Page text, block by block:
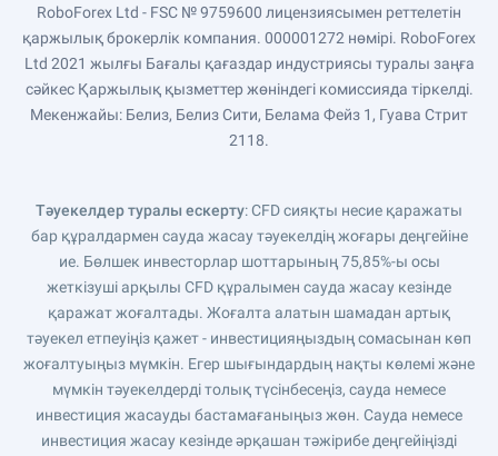
RoboForex Ltd - FSC № 9759600 лицензиясымен реттелетін
қаржылық брокерлік компания. 000001272 нөмірі. RoboForex
Ltd 2021 жылғы Бағалы қағаздар индустриясы туралы заңға
сәйкес Қаржылық қызметтер жөніндегі комиссияда тіркелді.
Мекенжайы: Белиз, Белиз Сити, Белама Фейз 1, Гуава Стрит
2118.
Тәуекелдер туралы ескерту: CFD сияқты несие қаражаты
бар құралдармен сауда жасау тәуекелдің жоғары деңгейіне
ие. Бөлшек инвесторлар шоттарының 75,85%-ы осы
жеткізуші арқылы CFD құралымен сауда жасау кезінде
қаражат жоғалтады. Жоғалта алатын шамадан артық
тәуекел етпеуіңіз қажет - инвестицияңыздың сомасынан көп
жоғалтуыңыз мүмкін. Егер шығындардың нақты көлемі және
мүмкін тәуекелдерді толық түсінбесеңіз, сауда немесе
инвестиция жасауды бастамағаныңыз жөн. Сауда немесе
инвестиция жасау кезінде әрқашан тәжірибе деңгейіңізді